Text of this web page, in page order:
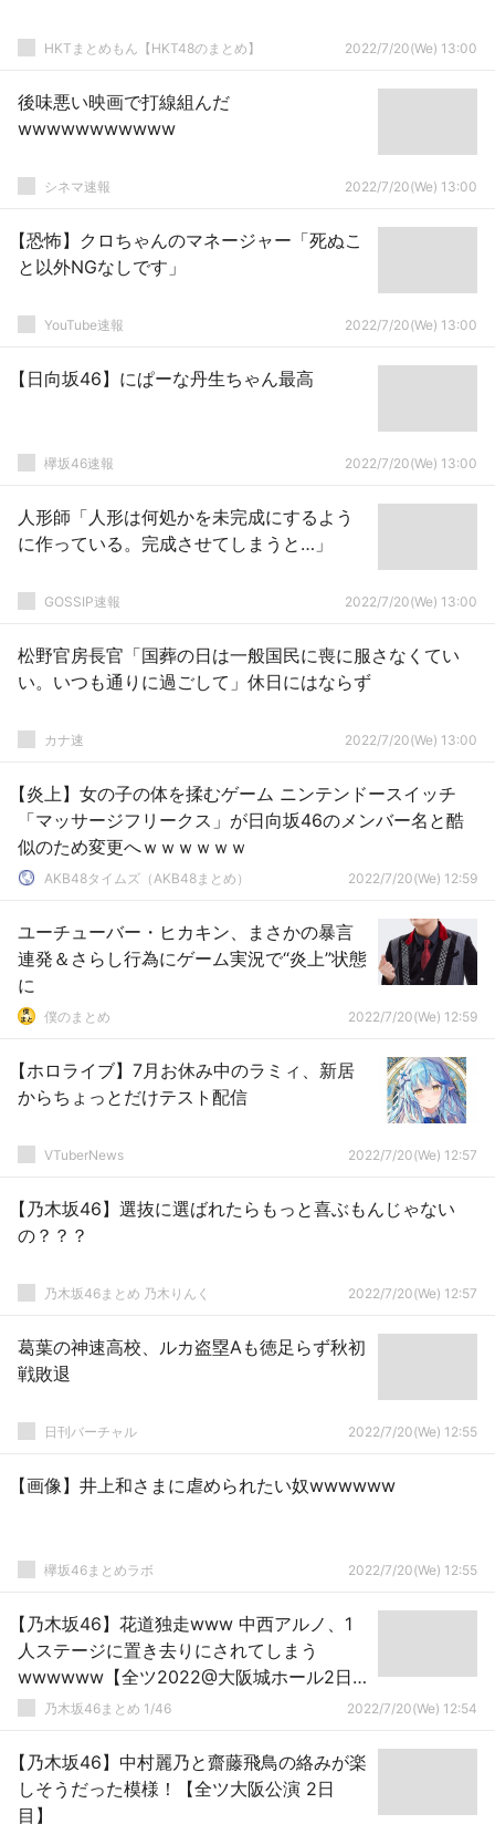
HKTまとめもん【HKT48のまとめ】 2022/7/20(We) 13:00
後味悪い映画で打線組んだ
wwwwwwwwwww
シネマ速報 2022/7/20(We) 13:00
【恐怖】クロちゃんのマネージャー「死ぬこ
と以外NGなしです」
YouTube速報 2022/7/20(We) 13:00
【日向坂46】にぱーな丹生ちゃん最高
欅坂46速報 2022/7/20(We) 13:00
人形師「人形は何処かを未完成にするよう
に作っている。完成させてしまうと…」
GOSSIP速報 2022/7/20(We) 13:00
松野官房長官「国葬の日は一般国民に喪に服さなくてい
い。いつも通りに過ごして」休日にはならず
カナ速 2022/7/20(We) 13:00
【炎上】女の子の体を揉むゲーム ニンテンドースイッチ
「マッサージフリークス」が日向坂46のメンバー名と酷
似のため変更へｗｗｗｗｗｗ
AKB48タイムズ（AKB48まとめ） 2022/7/20(We) 12:59
ユーチューバー・ヒカキン、まさかの暴言
連発＆さらし行為にゲーム実況で“炎上”状態
に
僕のまとめ 2022/7/20(We) 12:59
【ホロライブ】7月お休み中のラミィ、新居
からちょっとだけテスト配信
VTuberNews 2022/7/20(We) 12:57
【乃木坂46】選抜に選ばれたらもっと喜ぶもんじゃない
の？？？
乃木坂46まとめ 乃木りんく 2022/7/20(We) 12:57
葛葉の神速高校、ルカ盗塁Aも徳足らず秋初
戦敗退
日刊バーチャル 2022/7/20(We) 12:55
【画像】井上和さまに虐められたい奴wwwwww
欅坂46まとめラボ 2022/7/20(We) 12:55
【乃木坂46】花道独走www 中西アルノ、1
人ステージに置き去りにされてしまう
wwwwww【全ツ2022@大阪城ホール2日
目】乃木坂46まとめ 1/46 2022/7/20(We) 12:54
【乃木坂46】中村麗乃と齋藤飛鳥の絡みが楽
しそうだった模様！【全ツ大阪公演 2日
目】